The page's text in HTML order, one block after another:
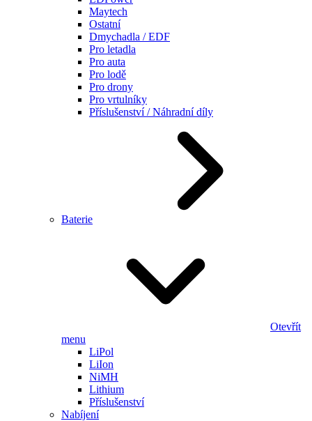
Maytech
Ostatní
Dmychadla / EDF
Pro letadla
Pro auta
Pro lodě
Pro drony
Pro vrtulníky
Příslušenství / Náhradní díly
Baterie
Otevřít
menu
LiPol
LiIon
NiMH
Lithium
Příslušenství
Nabíjení